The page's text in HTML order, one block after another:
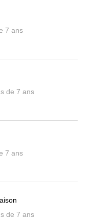
7 ans
de 7 ans
7 ans
de 7 ans